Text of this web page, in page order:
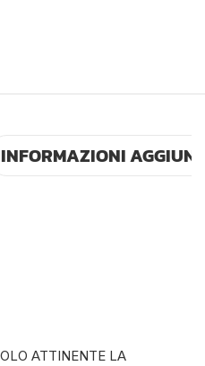
INFORMAZIONI
ATTINENTE LA